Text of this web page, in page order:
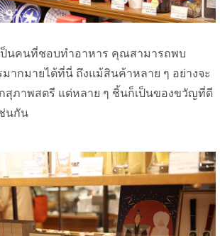
ป็นคนที่ชอบทำอาหาร คุณสามารถพบ
มากมายได้ที่นี่ ถึงแม้สินค้าหลาย ๆ อย่างจะ
สุภาพสตรี แต่หลาย ๆ ชิ้นก็เป็นของขวัญที่ดี
นกัน